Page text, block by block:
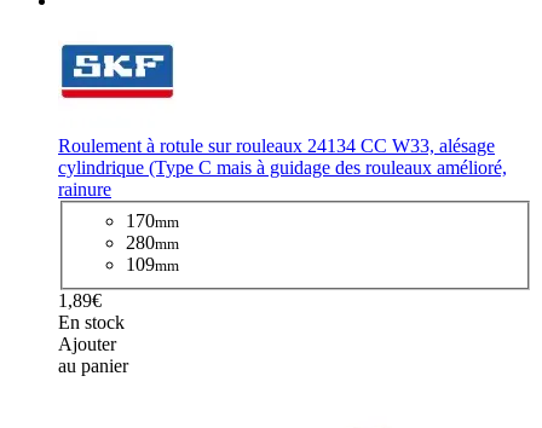
Roulement à rotule sur rouleaux 24134 CC W33, alésage
cylindrique (Type C mais à guidage des rouleaux amélioré,
rainure
170mm
280mm
109mm
1,89€
En stock
Ajouter
au panier